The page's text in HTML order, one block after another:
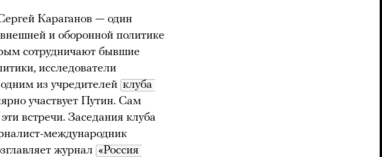
Караганов — один
и оборонной политике
сотрудничают бывшие
исследователи
из учредителей клуба
участвует Путин. Сам
встречи. Заседания клуба
международник
журнал «Россия